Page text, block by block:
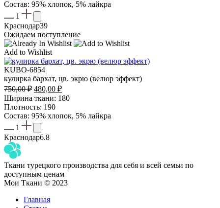
Состав: 95% хлопок, 5% лайкра
1
Краснодар39
Ожидаем поступление
Add to Wishlist
KUBO-6854
кулирка бархат, цв. экрю (велюр эффект)
750,00₽ Первоначальная
цена
составляла
750,00 ₽.
480,00 ₽Текущая
цена:
Ширина ткани: 180
Плотность: 190
Состав: 95% хлопок, 5% лайкра
1
Краснодар6.8
Ткани турецкого производства для себя и всей семьи по
доступным ценам
Мои Ткани © 2023
Главная